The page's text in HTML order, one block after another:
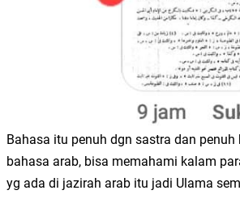
Bahasa itu penuh dgn sastra dan
bahasa arab, bisa memahami kalam
yg ada di jazirah arab itu jadi Ulama